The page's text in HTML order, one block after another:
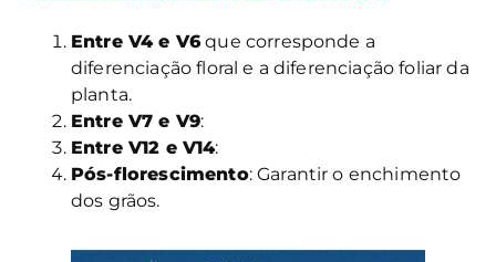
Entre V4 e V6 que corresponde a
diferenciação floral e a diferenciação foliar da
planta.
Entre V7 e V9:
Entre V12 e V14:
Pós-florescimento: Garantir o enchimento
dos grãos.